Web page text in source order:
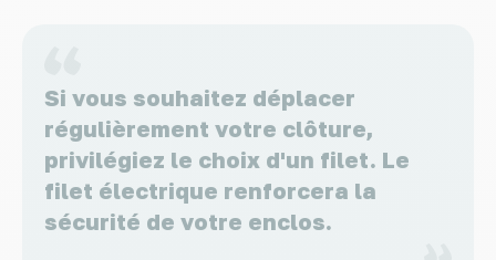
Si vous souhaitez déplacer
régulièrement votre clôture,
privilégiez le choix d'un filet. Le
filet électrique renforcera la
sécurité de votre enclos.